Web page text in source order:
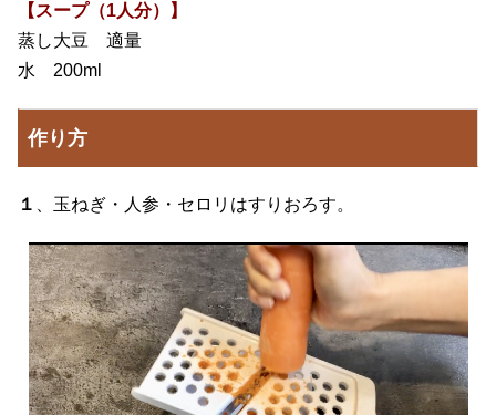
【スープ（1人分）】
蒸し大豆 適量
水 200ml
作り方
１ 、玉ねぎ・人参・セロリはすりおろす。